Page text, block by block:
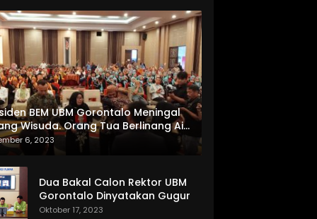
BEM UBM Gorontalo Meningal
Wisuda. Orang Tua Berlinang Air
Menerima SKL dan Pemasangan
6, 2023
Dua Bakal Calon Rektor UBM
Gorontalo Dinyatakan Gugur
Oktober 17, 2023